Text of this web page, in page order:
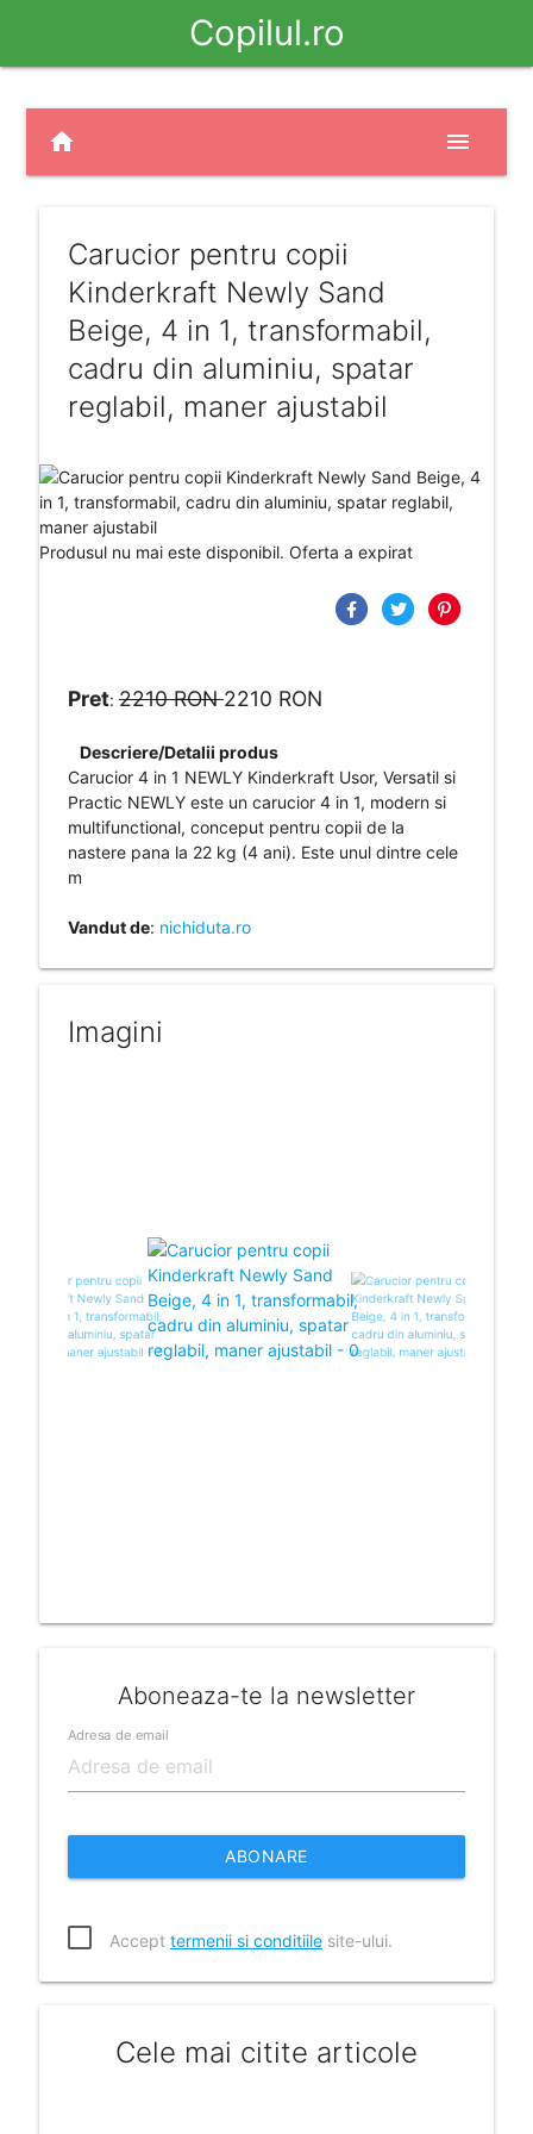
Copilul.ro
home menu
Carucior pentru copii
Kinderkraft Newly Sand
Beige, 4 in 1, transformabil,
cadru din aluminiu, spatar
reglabil, maner ajustabil
Produsul nu mai este disponibil. Oferta a expirat
Pret: 2210 RON2210 RON
Descriere/Detalii produs
Carucior 4 in 1 NEWLY Kinderkraft Usor, Versatil si
Practic NEWLY este un carucior 4 in 1, modern si
multifunctional, conceput pentru copii de la
nastere pana la 22 kg (4 ani). Este unul dintre cele
m
Vandut de: nichiduta.ro
Imagini
Aboneaza-te la newsletter
Adresa de email
ABONARE
Accept termenii si conditiilesite-ului.
Cele mai citite articole